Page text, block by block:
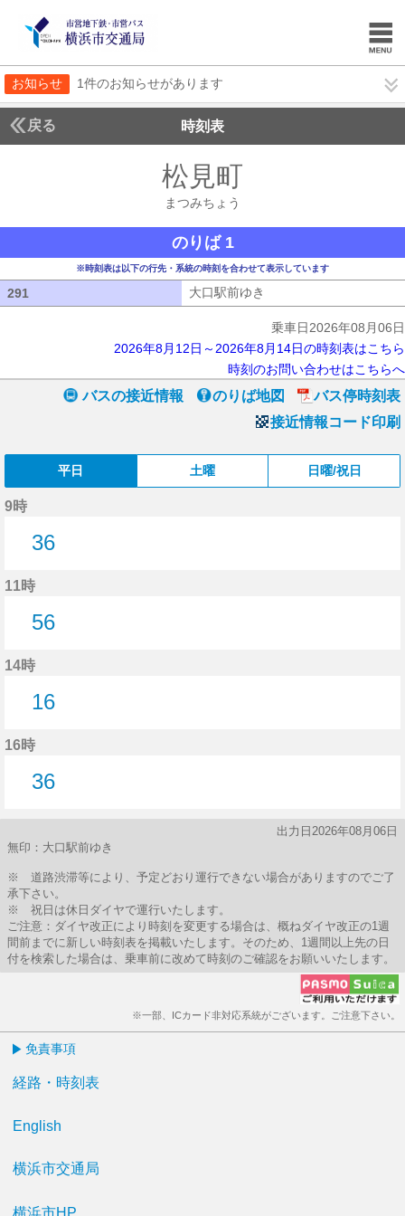
お知らせ 1件のお知らせがあります
戻る 時刻表
松見町
まつみちょう
のりば 1
※時刻表は以下の行先・系統の時刻を合わせて表示しています
291 大口駅前ゆき
乗車日2026年08月06日
2026年8月12日～2026年8月14日の時刻表はこちら
時刻のお問い合わせはこちらへ
バスの接近情報 のりば地図
バス停時刻表
接近情報コード印刷
平日 土曜 日曜/祝日
9時
36
11時
56
14時
16
16時
36
出力日2026年08月06日
無印：大口駅前ゆき
※ 道路渋滞等により、予定どおり運行できない場合がありますのでご了
承下さい。
※ 祝日は休日ダイヤで運行いたします。
ご注意：ダイヤ改正により時刻を変更する場合は、概ねダイヤ改正の1週
間前までに新しい時刻表を掲載いたします。そのため、1週間以上先の日
付を検索した場合は、乗車前に改めて時刻のご確認をお願いいたします。
※一部、ICカード非対応系統がございます。ご注意下さい。
免責事項
経路・時刻表
English
横浜市交通局
横浜市HP